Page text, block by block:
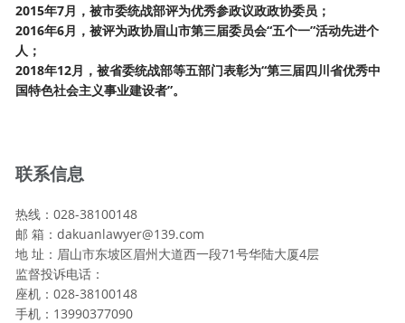
2015年7月，被市委统战部评为优秀参政议政政协委员；
2016年6月，被评为政协眉山市第三届委员会“五个一”活动先进个
人；
2018年12月，被省委统战部等五部门表彰为“第三届四川省优秀中
国特色社会主义事业建设者”。
联系信息
热线：028-38100148
邮 箱：dakuanlawyer@139.com
地 址：眉山市东坡区眉州大道西一段71号华陆大厦4层
监督投诉电话：
座机：028-38100148
手机：13990377090